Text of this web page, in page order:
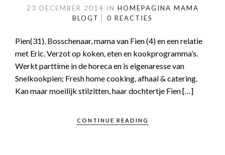
23 DECEMBER 2014 IN HOMEPAGINA MAMA
BLOGT
0 REACTIES
Pien(31), Bosschenaar, mama van Fien (4) en een relatie
met Eric. Verzot op koken, eten en kookprogramma’s.
Werkt parttime in de horeca en is eigenaresse van
Snelkookpien; Fresh home cooking, afhaal & catering.
Kan maar moeilijk stilzitten, haar dochtertje Fien […]
CONTINUE READING